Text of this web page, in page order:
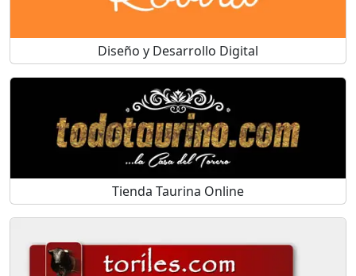
Diseño y Desarrollo Digital
Tienda Taurina Online